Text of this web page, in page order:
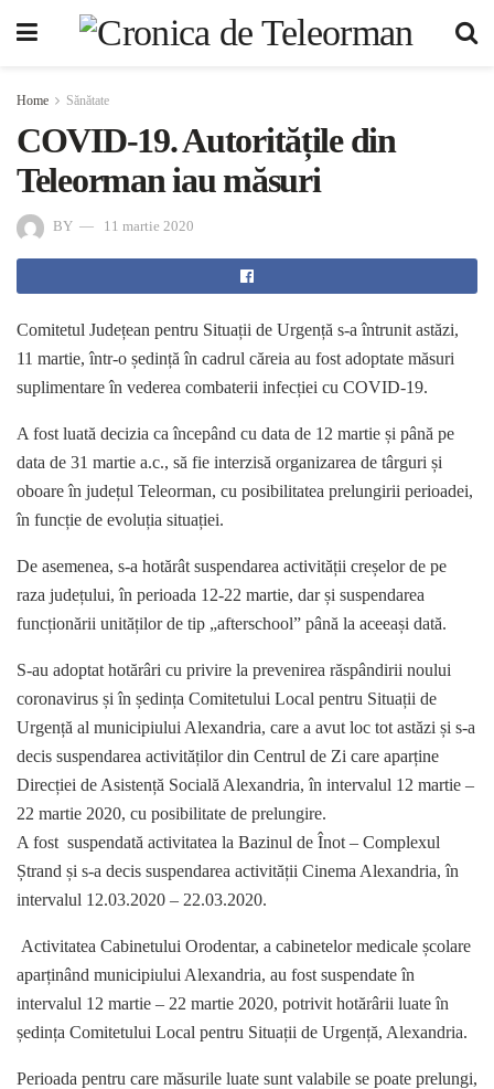
Home Sănătate
COVID-19. Autoritățile din
Teleorman iau măsuri
BY 11 martie 2020
Comitetul Județean pentru Situații de Urgență s-a întrunit astăzi,
11 martie, într-o ședință în cadrul căreia au fost adoptate măsuri
suplimentare în vederea combaterii infecției cu COVID-19.
A fost luată decizia ca începând cu data de 12 martie și până pe
data de 31 martie a.c., să fie interzisă organizarea de târguri și
oboare în județul Teleorman, cu posibilitatea prelungirii perioadei,
în funcție de evoluția situației.
De asemenea, s-a hotărât suspendarea activității creșelor de pe
raza județului, în perioada 12-22 martie, dar și suspendarea
funcționării unităților de tip „afterschool” până la aceeași dată.
S-au adoptat hotărâri cu privire la prevenirea răspândirii noului
coronavirus și în ședința Comitetului Local pentru Situații de
Urgență al municipiului Alexandria, care a avut loc tot astăzi și s-a
decis suspendarea activităților din Centrul de Zi care aparține
Direcției de Asistență Socială Alexandria, în intervalul 12 martie –
22 martie 2020, cu posibilitate de prelungire.
A fost suspendată activitatea la Bazinul de Înot – Complexul
Ștrand și s-a decis suspendarea activității Cinema Alexandria, în
intervalul 12.03.2020 – 22.03.2020.
Activitatea Cabinetului Orodentar, a cabinetelor medicale școlare
aparținând municipiului Alexandria, au fost suspendate în
intervalul 12 martie – 22 martie 2020, potrivit hotărârii luate în
ședința Comitetului Local pentru Situații de Urgență, Alexandria.
Perioada pentru care măsurile luate sunt valabile se poate prelungi,